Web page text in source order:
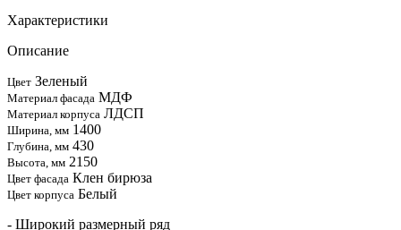
Характеристики
Описание
Цвет Зеленый
Материал фасада МДФ
Материал корпуса ЛДСП
Ширина, мм 1400
Глубина, мм 430
Высота, мм 2150
Цвет фасада Клен бирюза
Цвет корпуса Белый
- Широкий размерный ряд